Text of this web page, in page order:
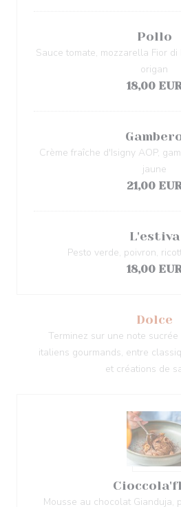
Pollo
Sauce tomate, mozzarella Fior
origan
18,00
Crème fraîche d'Isigny AOP,
jaune
21,00
L'estiva
Pesto verde, poivron,
18,00
Dolce
Terminez sur une note
italiens gourmands, entre
et créations de
Mousse au chocolat Gianduja,